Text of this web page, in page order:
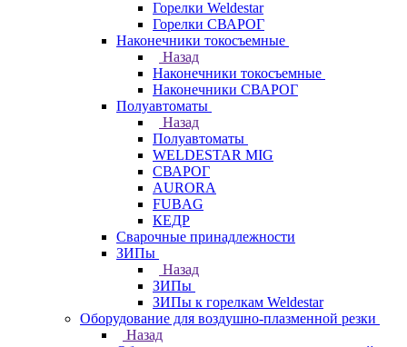
Горелки Weldestar
Горелки СВАРОГ
Наконечники токосъемные
Назад
Наконечники токосъемные
Наконечники СВАРОГ
Полуавтоматы
Назад
Полуавтоматы
WELDESTAR MIG
СВАРОГ
AURORA
FUBAG
КЕДР
Сварочные принадлежности
ЗИПы
Назад
ЗИПы
ЗИПы к горелкам Weldestar
Оборудование для воздушно-плазменной резки
Назад